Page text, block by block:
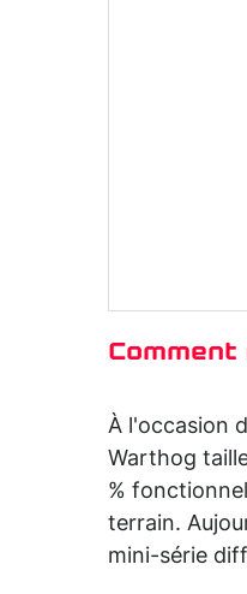
À l'occasion
Warthog
%
terrain.
mini-série